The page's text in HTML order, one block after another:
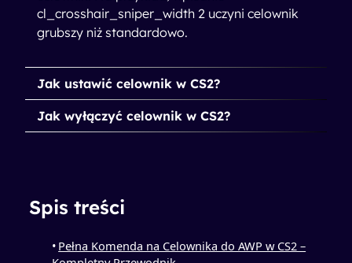
cl_crosshair_sniper_width 2 uczyni celownik
grubszy niż standardowo.
Jak ustawić celownik w CS2?
Jak wyłączyć celownik w CS2?
Spis treści
Pełna Komenda na Celownika do AWP w CS2 –